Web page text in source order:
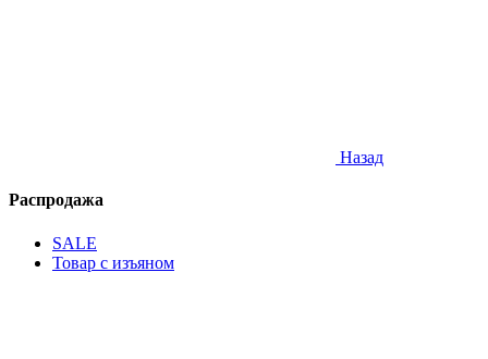
Назад
Распродажа
SALE
Товар с изъяном